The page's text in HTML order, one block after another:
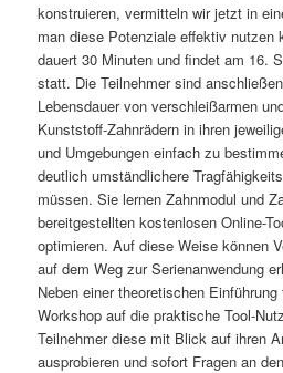
konstruieren, vermitteln wir jetzt in
man diese Potenziale effektiv nutzen
dauert 30 Minuten und findet am 16.
statt. Die Teilnehmer sind
Lebensdauer von verschleißarmen
Kunststoff-Zahnrädern in ihren
und Umgebungen einfach zu
deutlich umständlichere
müssen. Sie lernen Zahnmodul und
bereitgestellten kostenlosen Online-
optimieren. Auf diese Weise können
auf dem Weg zur Serienanwendung
Neben einer theoretischen
Workshop auf die praktische Tool-
Teilnehmer diese mit Blick auf ihren
ausprobieren und sofort Fragen an